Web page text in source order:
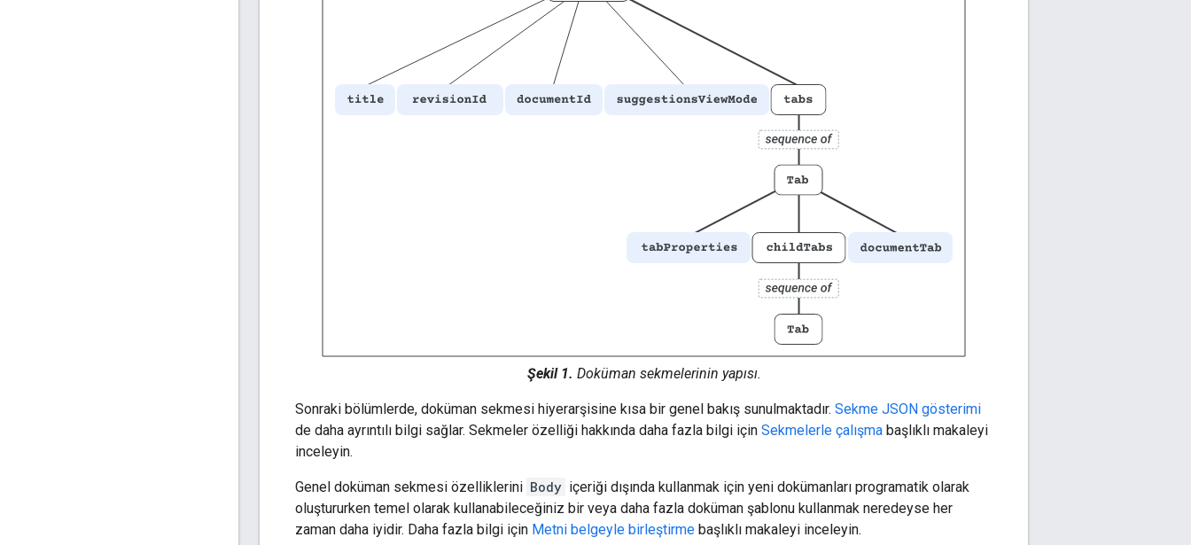
Şekil 1. Doküman sekmelerinin yapısı.
Sonraki bölümlerde, doküman sekmesi hiyerarşisine kısa bir genel bakış sunulmaktadır. Sekme JSON gösterimi
de daha ayrıntılı bilgi sağlar. Sekmeler özelliği hakkında daha fazla bilgi için Sekmelerle çalışma başlıklı makaleyi
inceleyin.
Genel doküman sekmesi özelliklerini Body içeriği dışında kullanmak için yeni dokümanları programatik olarak
oluştururken temel olarak kullanabileceğiniz bir veya daha fazla doküman şablonu kullanmak neredeyse her
zaman daha iyidir. Daha fazla bilgi için Metni belgeyle birleştirme başlıklı makaleyi inceleyin.